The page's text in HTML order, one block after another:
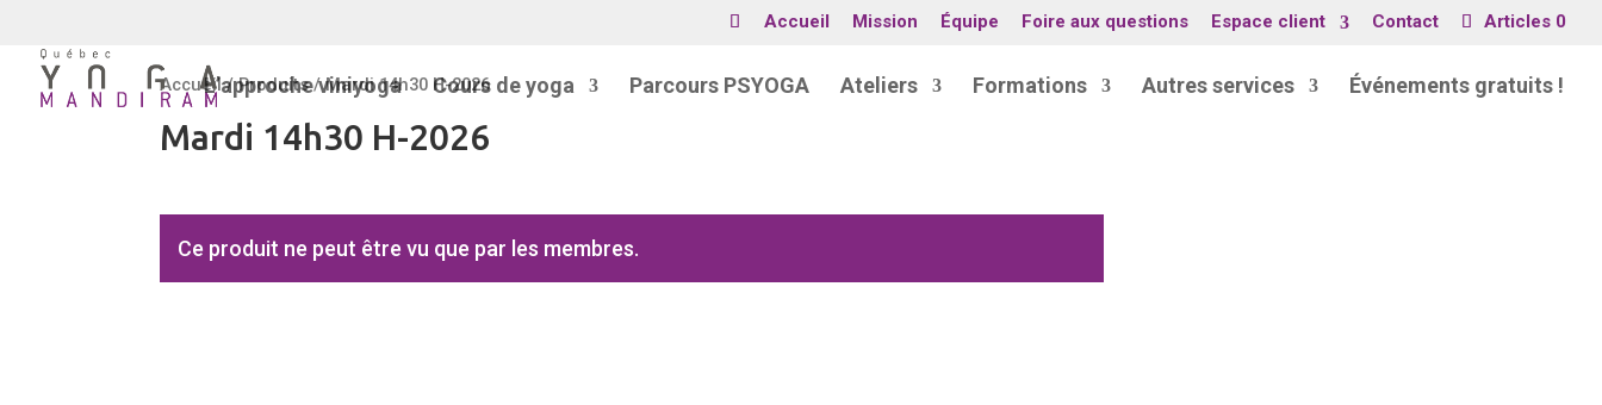
Accueil Mission Équipe Foire aux questions Espace client Contact Articles 0
L’approche viniyoga Cours de yoga Parcours PSYOGA Ateliers Formations Autres services Événements gratuits !
Accueil/Produits/ Mardi 14h30 H-2026
Mardi 14h30 H-2026
Ce produit ne peut être vu que par les membres.